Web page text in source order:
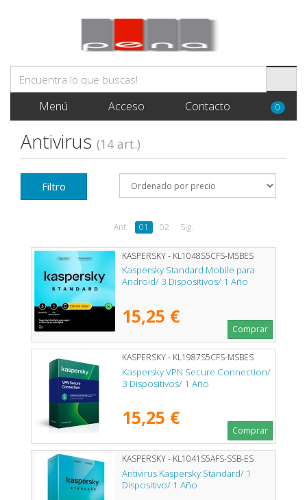
Menú Acceso Contacto 0
Antivirus (14 art.)
Filtro
Ant. 01 02 Sig.
KASPERSKY - KL1048S5CFS-MSBES
Kaspersky Standard Mobile para
Android/ 3 Dispositivos/ 1 Año
15,25 €
Comprar
KASPERSKY - KL1987S5CFS-MSBES
Kaspersky VPN Secure Connection/
3 Dispositivos/ 1 Año
15,25 €
Comprar
KASPERSKY - KL1041S5AFS-SSB-ES
Antivirus Kaspersky Standard/ 1
Dispositivo/ 1 Año